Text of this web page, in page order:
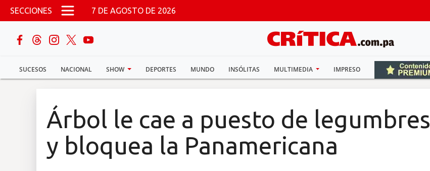
Pasar al contenido principal
SECCIONES 7 DE AGOSTO DE 2026
SUCESOS NACIONAL SHOW DEPORTES MUNDO INSÓLITAS MULTIMEDIA IMPRESO
buscar
Sucesos
Árbol le cae a puesto de legumbres
y bloquea la Panamericana